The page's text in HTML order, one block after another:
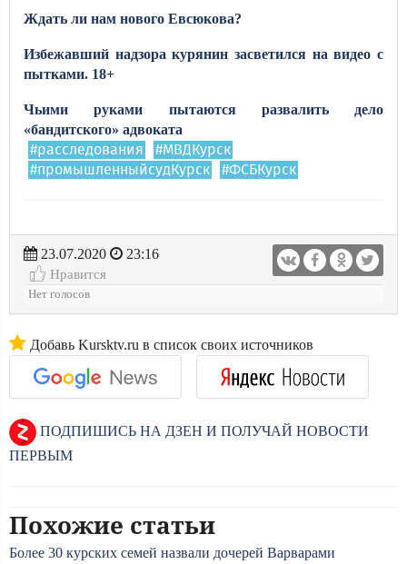
Ждать ли нам нового Евсюкова?
Избежавший надзора курянин засветился на видео с
пытками. 18+
Чьими руками пытаются развалить дело
«бандитского» адвоката
#расследования
#МВДКурск
#промышленныйсудКурск
#ФСБКурск
23.07.2020
23:16
Нравится
Нет голосов
Добавь Kursktv.ru в список своих источников
ПОДПИШИСЬ НА ДЗЕН И ПОЛУЧАЙ НОВОСТИ
ПЕРВЫМ
Похожие статьи
Более 30 курских семей назвали дочерей Варварами